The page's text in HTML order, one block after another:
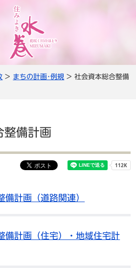
> まちの計画･例規 > 社会資本総合整備
整備計画
備計画（道路関連）
備計画（住宅）・地域住宅計